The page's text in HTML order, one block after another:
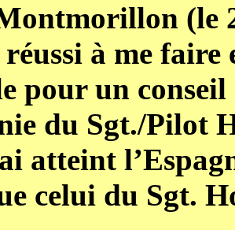
(le
à me faire
pour un conseil
du Sgt./Pilot
atteint
celui du Sgt.